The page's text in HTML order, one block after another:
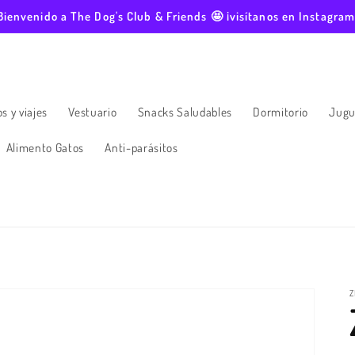
a The Dog's Club & Friends 🤩 ¡visítanos en
y viajes Vestuario Snacks Saludables Dormitorio
Alimento Gatos Anti-parásitos